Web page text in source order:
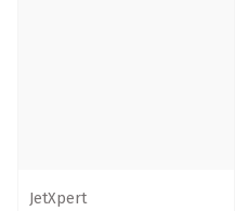
JetXpert